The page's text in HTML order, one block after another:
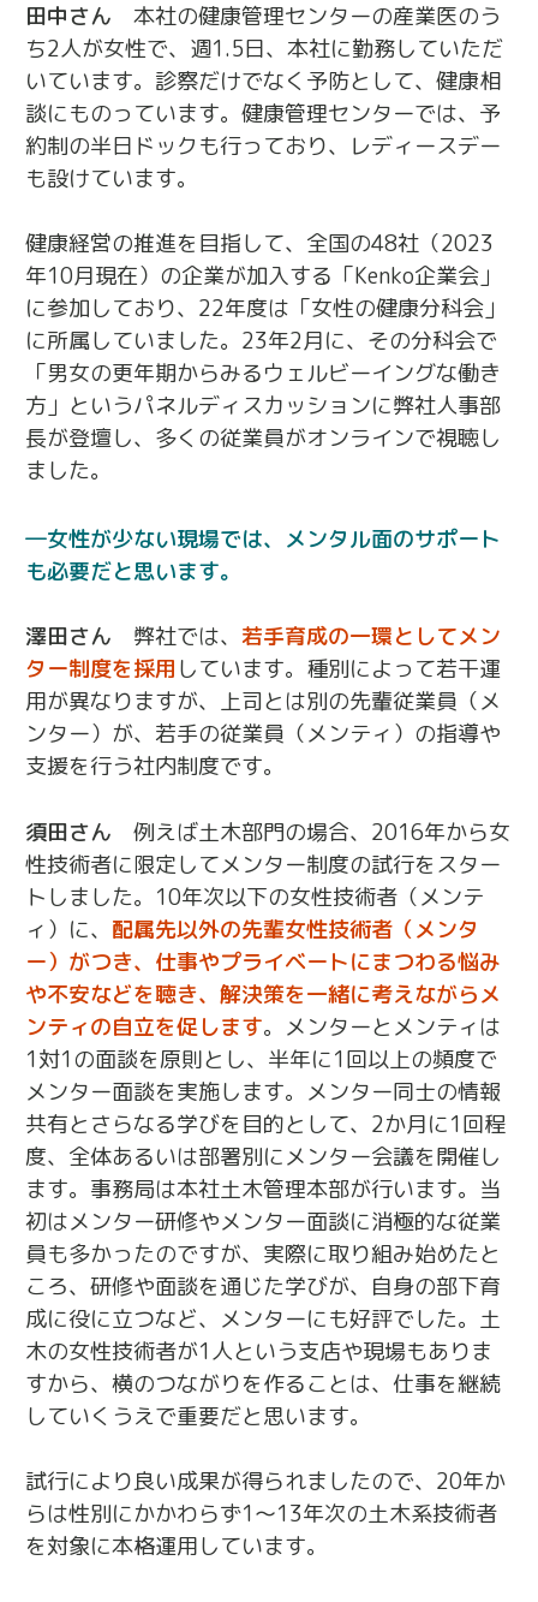
田中さん
本社の健康管理センターの産業医のう
ち2人が女性で、週1.5日、本社に勤務していただ
いています。診察だけでなく予防として、健康相
談にものっています。健康管理センターでは、予
約制の半日ドックも行っており、レディースデー
も設けています。
健康経営の推進を目指して、全国の48社（2023
年10月現在）の企業が加入する「Kenko企業会」
に参加しており、22年度は「女性の健康分科会」
に所属していました。23年2月に、その分科会で
「男女の更年期からみるウェルビーイングな働き
方」というパネルディスカッションに弊社人事部
長が登壇し、多くの従業員がオンラインで視聴し
ました。
女性が少ない現場では、メンタル面のサポート
も必要だと思います。
澤田さん 弊社では、 若手育成の一環としてメン
ター制度を採用 しています。種別によって若干運
用が異なりますが、上司とは別の先輩従業員（メ
ンター）が、若手の従業員（メンティ）の指導や
支援を行う社内制度です。
須田さん
例えば土木部門の場合、2016年から女
性技術者に限定してメンター制度の試行をスター
トしました。10年次以下の女性技術者（メンテ
ィ）に、 配属先以外の先輩女性技術者（メンタ
ー）がつき、仕事やプライベートにまつわる悩み
や不安などを聴き、解決策を一緒に考えながらメ
ンティの自立を促します。メンターとメンティは
1対1の面談を原則とし、半年に1回以上の頻度で
メンター面談を実施します。メンター同士の情報
共有とさらなる学びを目的として、2か月に1回程
度、全体あるいは部署別にメンター会議を開催し
ます。事務局は本社土木管理本部が行います。当
初はメンター研修やメンター面談に消極的な従業
員も多かったのですが、実際に取り組み始めたと
ころ、研修や面談を通じた学びが、自身の部下育
成に役に立つなど、メンターにも好評でした。土
木の女性技術者が1人という支店や現場もありま
すから、横のつながりを作ることは、仕事を継続
していくうえで重要だと思います。
試行により良い成果が得られましたので、20年か
らは性別にかかわらず1～13年次の土木系技術者
を対象に本格運用しています。